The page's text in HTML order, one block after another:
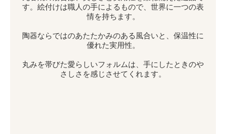
す。絵付けは職人の手によるもので、世界に一つの表
情を持ちます。
陶器ならではのあたたかみのある風合いと、保温性に
優れた実用性。
丸みを帯びた愛らしいフォルムは、手にしたときのや
さしさを感じさせてくれます。